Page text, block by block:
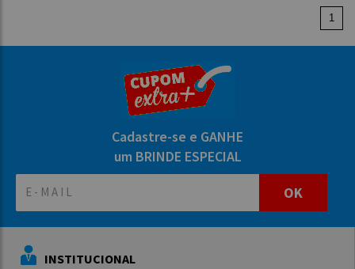
1
Cadastre-se e GANHE
um BRINDE ESPECIAL
OK
INSTITUCIONAL